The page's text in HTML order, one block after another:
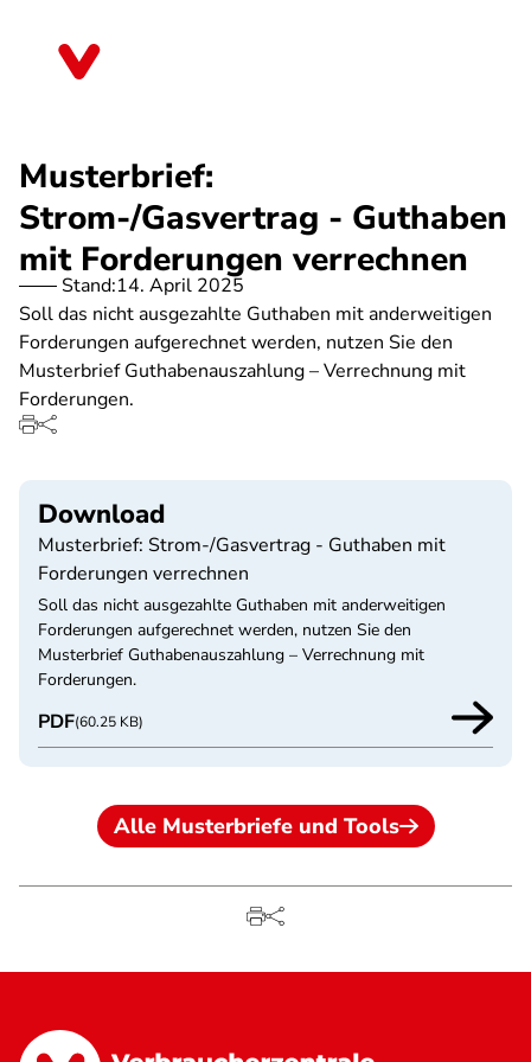
Musterbrief:
Strom-/Gasvertrag - Guthaben
mit Forderungen verrechnen
Stand:14. April 2025
Soll das nicht ausgezahlte Guthaben mit anderweitigen
Forderungen aufgerechnet werden, nutzen Sie den
Musterbrief Guthabenauszahlung – Verrechnung mit
Forderungen.
Download
Musterbrief: Strom-/Gasvertrag - Guthaben mit
Forderungen verrechnen
Soll das nicht ausgezahlte Guthaben mit anderweitigen
Forderungen aufgerechnet werden, nutzen Sie den
Musterbrief Guthabenauszahlung – Verrechnung mit
Forderungen.
PDF(60.25 KB)
Alle Musterbriefe und Tools